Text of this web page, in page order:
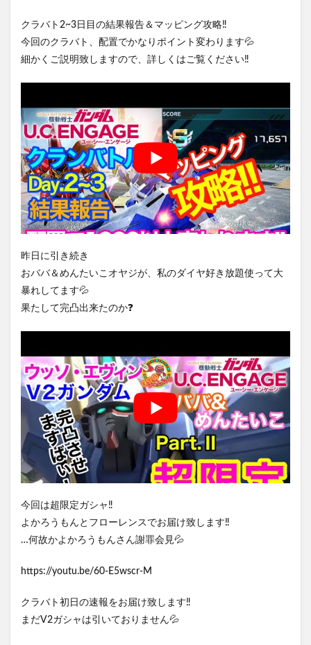
クラバト2~3日目の結果報告＆マッピング攻略‼️
今回のクラバト、配置でかなりポイント変わります💦
細かくご説明致しますので、詳しくはご覧ください‼️
昨日に引き続き
おババ＆めんたいこオヤジが、私のダイヤ好き放題使って大
暴れしてます💦
果たして完凸出来たのか❓
今回は超限定ガシャ‼️
よかろうもんとフローレンスでお届け致します‼️
…何故かよかろうもんさん謝罪会見💦
https://youtu.be/60-E5wscr-M
クラバト初日の速報をお届け致します‼️
まだV2ガシャは引いておりません💦